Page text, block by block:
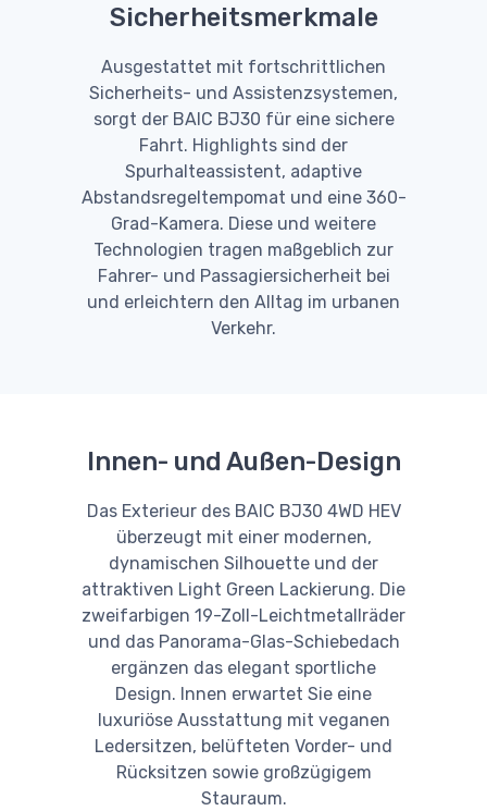
Sicherheitsmerkmale
Ausgestattet mit fortschrittlichen
Sicherheits- und Assistenzsystemen,
sorgt der BAIC BJ30 für eine sichere
Fahrt. Highlights sind der
Spurhalteassistent, adaptive
Abstandsregeltempomat und eine 360-
Grad-Kamera. Diese und weitere
Technologien tragen maßgeblich zur
Fahrer- und Passagiersicherheit bei
und erleichtern den Alltag im urbanen
Verkehr.
Innen- und Außen-Design
Das Exterieur des BAIC BJ30 4WD HEV
überzeugt mit einer modernen,
dynamischen Silhouette und der
attraktiven Light Green Lackierung. Die
zweifarbigen 19-Zoll-Leichtmetallräder
und das Panorama-Glas-Schiebedach
ergänzen das elegant sportliche
Design. Innen erwartet Sie eine
luxuriöse Ausstattung mit veganen
Ledersitzen, belüfteten Vorder- und
Rücksitzen sowie großzügigem
Stauraum.